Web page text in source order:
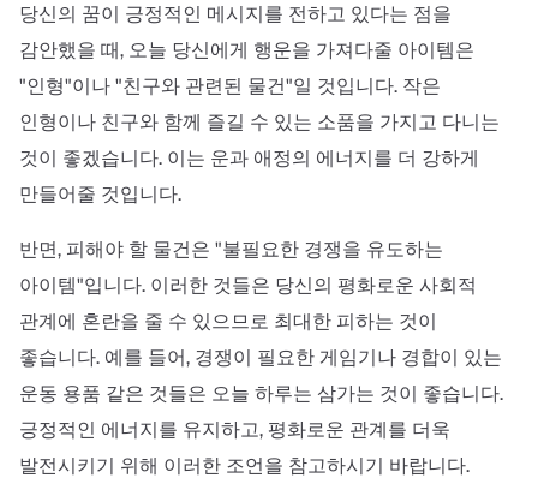
당신의 꿈이 긍정적인 메시지를 전하고 있다는 점을
감안했을 때, 오늘 당신에게 행운을 가져다줄 아이템은
"인형"이나 "친구와 관련된 물건"일 것입니다. 작은
인형이나 친구와 함께 즐길 수 있는 소품을 가지고 다니는
것이 좋겠습니다. 이는 운과 애정의 에너지를 더 강하게
만들어줄 것입니다.
반면, 피해야 할 물건은 "불필요한 경쟁을 유도하는
아이템"입니다. 이러한 것들은 당신의 평화로운 사회적
관계에 혼란을 줄 수 있으므로 최대한 피하는 것이
좋습니다. 예를 들어, 경쟁이 필요한 게임기나 경합이 있는
운동 용품 같은 것들은 오늘 하루는 삼가는 것이 좋습니다.
긍정적인 에너지를 유지하고, 평화로운 관계를 더욱
발전시키기 위해 이러한 조언을 참고하시기 바랍니다.